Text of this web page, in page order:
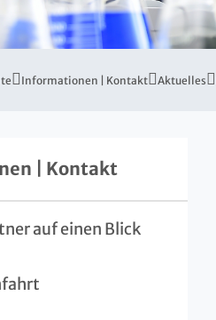
Informationen | Kontakt Aktuelles
| Kontakt
auf einen Blick